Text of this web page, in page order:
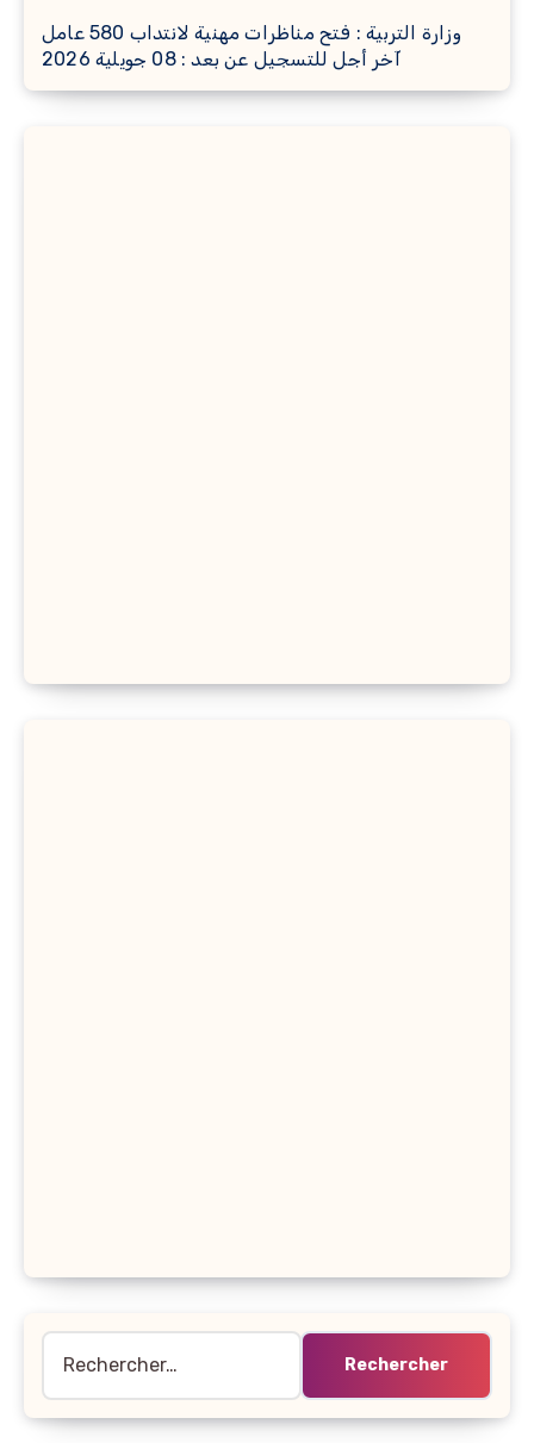
وزارة التربية : فتح مناظرات مهنية لانتداب 580 عامل
آخر أجل للتسجيل عن بعد : 08 جويلية 2026